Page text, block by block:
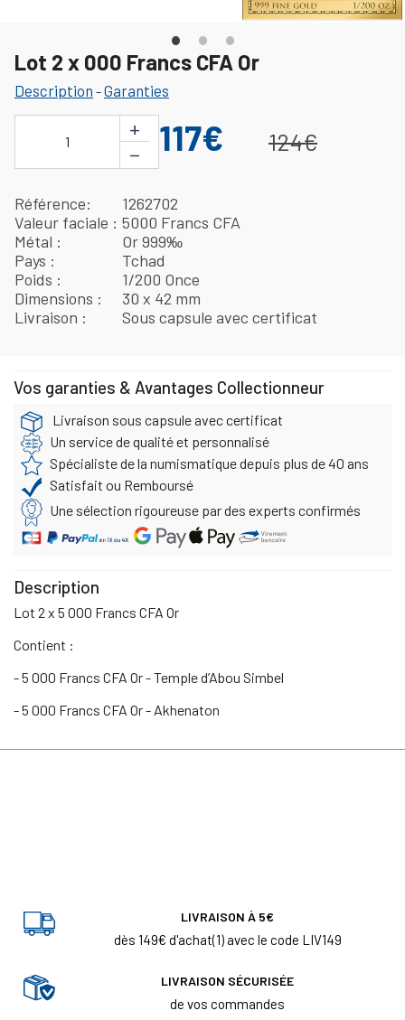
Lot 2 x 000 Francs CFA Or
Description -Garanties
1
+
−
117€ 124€
Référence
1262702
Valeur faciale
5000 Francs CFA
Métal
Or 999‰
Pays
Tchad
Poids
1/200 Once
Dimensions
30 x 42 mm
Livraison
Sous capsule avec certificat
Vos garanties & Avantages Collectionneur
Livraison sous capsule avec certificat
Un service de qualité et personnalisé
Spécialiste de la numismatique depuis plus de 40 ans
Satisfait ou Remboursé
Une sélection rigoureuse par des experts confirmés
Description
Lot 2 x 5 000 Francs CFA Or
Contient :
- 5 000 Francs CFA Or - Temple d’Abou Simbel
- 5 000 Francs CFA Or - Akhenaton
LIVRAISON À 5€
dès 149€ d'achat(1) avec le code LIV149
LIVRAISON SÉCURISÉE
de vos commandes